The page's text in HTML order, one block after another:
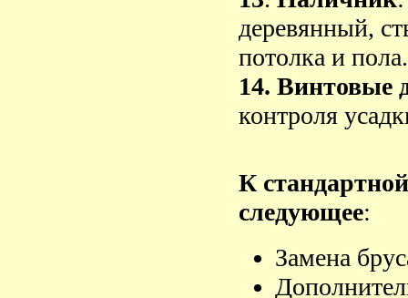
деревянный,
потолка и пола.
14. Винтовые
контроля
К
следующее:
Замена